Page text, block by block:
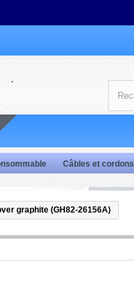
Câbles et cordons
graphite (GH82-26156A)